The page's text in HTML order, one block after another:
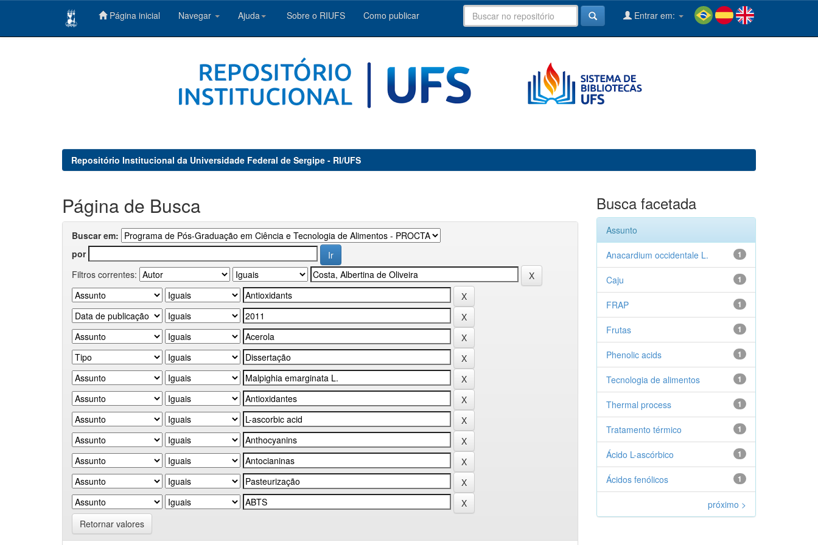
Página inicial Navegar Ajuda Sobre o RIUFS Como publicar Entrar em:
Repositório Institucional da Universidade Federal de Sergipe - RI/UFS
Página de Busca
Buscar em:
por
Filtros correntes:
Retornar valores
Busca facetada
Assunto
1
Anacardium occidentale L.
1
Caju
1
FRAP
1
Frutas
1
Phenolic acids
1
Tecnologia de alimentos
1
Thermal process
1
Tratamento térmico
1
Ácido L-ascórbico
1
Ácidos fenólicos
próximo >